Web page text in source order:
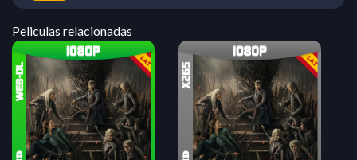
Peliculas relacionadas